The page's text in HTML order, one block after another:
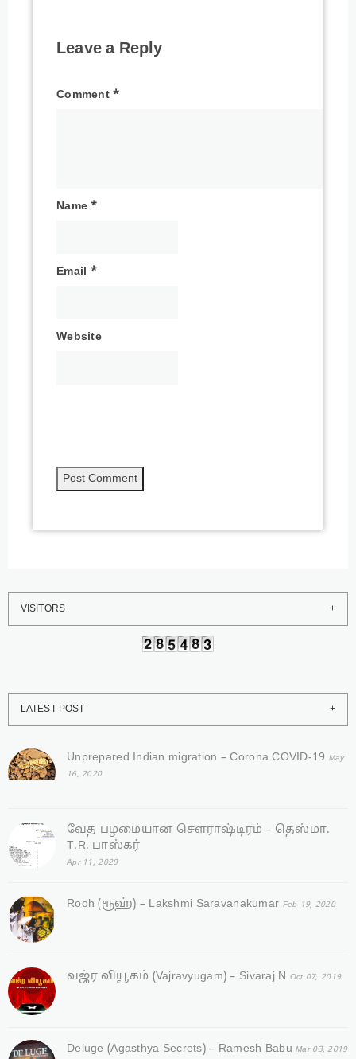
Leave a Reply
Comment*
Name*
Email *
Website
VISITORS
LATEST POST
Unprepared Indian migration – Corona COVID-19 May
16, 2020
வேத பழமையான சௌராஷ்டிரம் – தெஸ்மா.
T.R. பாஸ்கர்
Apr 11, 2020
Rooh (ரூஹ்) – Lakshmi Saravanakumar Feb 19, 2020
வஜ்ர‌ வியூகம் (Vajravyugam) – Sivaraj N Oct 07, 2019
Deluge (Agasthya Secrets) – Ramesh Babu Mar 03, 2019